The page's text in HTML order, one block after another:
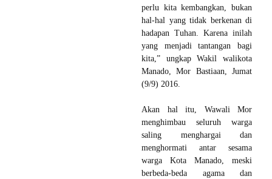
perlu kita kembangkan, bukan
hal-hal yang tidak berkenan di
hadapan Tuhan. Karena inilah
yang menjadi tantangan bagi
kita,” ungkap Wakil walikota
Manado, Mor Bastiaan, Jumat
(9/9) 2016.
Akan hal itu, Wawali Mor
menghimbau seluruh warga
saling menghargai dan
menghormati antar sesama
warga Kota Manado, meski
berbeda-beda agama dan